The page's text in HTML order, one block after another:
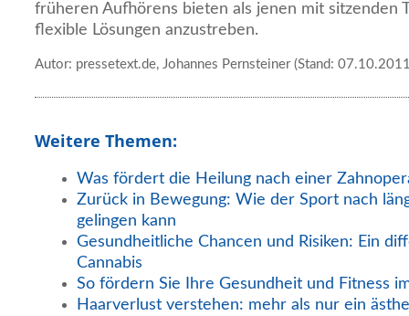
früheren Aufhörens bieten als jenen mit sitzenden
flexible Lösungen anzustreben.
Autor: pressetext.de, Johannes Pernsteiner (Stand:
Weitere Themen:
Was fördert die Heilung nach einer
Zurück in Bewegung: Wie der Sport nach
gelingen kann
Gesundheitliche Chancen und Risiken: Ein
Cannabis
So fördern Sie Ihre Gesundheit und Fitness
Haarverlust verstehen: mehr als nur ein